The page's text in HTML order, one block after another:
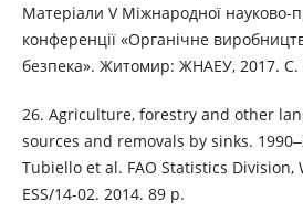
Матеріали V Міжнародної науково-
конференції «Органічне
безпека». Житомир: ЖНАЕУ, 2017. С.
26. Agriculture, forestry and other
sources and removals by sinks.
Tubiello et al. FAO Statistics Division,
ESS/14-02. 2014. 89 p.